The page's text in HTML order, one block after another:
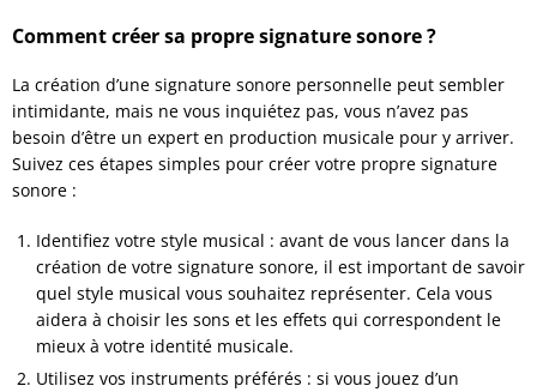
Comment créer sa propre signature sonore ?
La création d’une signature sonore personnelle peut sembler
intimidante, mais ne vous inquiétez pas, vous n’avez pas
besoin d’être un expert en production musicale pour y arriver.
Suivez ces étapes simples pour créer votre propre signature
sonore :
Identifiez votre style musical : avant de vous lancer dans la
création de votre signature sonore, il est important de savoir
quel style musical vous souhaitez représenter. Cela vous
aidera à choisir les sons et les effets qui correspondent le
mieux à votre identité musicale.
Utilisez vos instruments préférés : si vous jouez d’un